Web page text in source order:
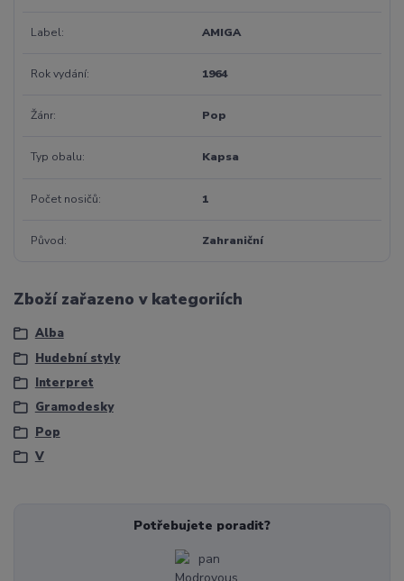
Label AMIGA
Rok vydání 1964
Žánr Pop
Typ obalu Kapsa
Počet nosičů 1
Původ Zahraniční
Zboží zařazeno v kategoriích
Alba
Hudební styly
Interpret
Gramodesky
Pop
V
Potřebujete poradit?